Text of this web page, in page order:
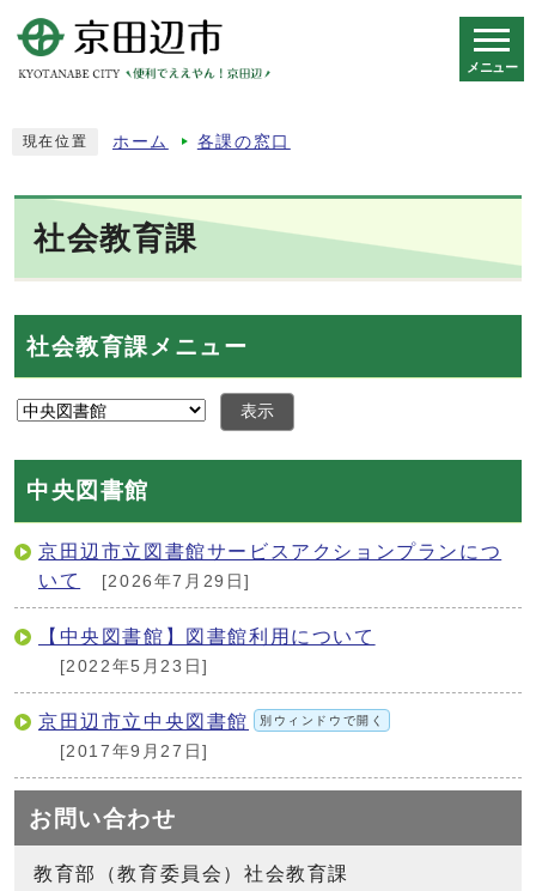
メニュー
現在位置 ホーム 各課の窓口
社会教育課
社会教育課メニュー
表示
中央図書館
京田辺市立図書館サービスアクションプランにつ
いて
[2026年7月29日]
【中央図書館】図書館利用について
[2022年5月23日]
京田辺市立中央図書館 別ウィンドウで開く
[2017年9月27日]
お問い合わせ
教育部（教育委員会）社会教育課